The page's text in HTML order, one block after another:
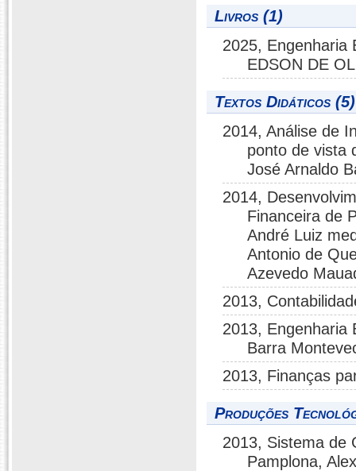
Livros (1)
2025, Engenharia
EDSON DE
Textos Didáticos (5)
2014, Análise de
ponto de vista
José Arnaldo
2014,
Financeira de
André Luiz
Antonio de
Azevedo
2013,
2013, Engenharia
Barra
2013, Finanças
Produções
2013, Sistema de
Pamplona,